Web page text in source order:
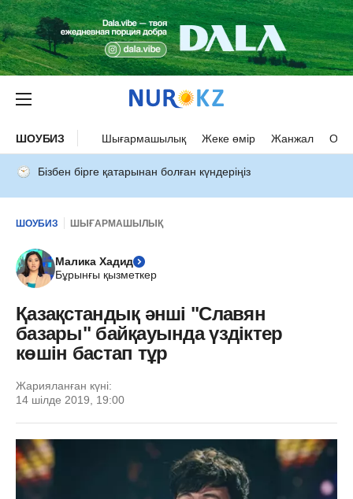
ШОУБИЗ Шығармашылық Жеке өмір Жанжал
Бізбен бірге қатарынан болған күндеріңіз
ШОУБИЗ ШЫҒАРМАШЫЛЫҚ
Малика Хадид
Бұрынғы қызметкер
Қазақстандық әнші "Славян
базары" байқауында үздіктер
көшін бастап тұр
Жарияланған күні:
14 шілде 2019, 19:00